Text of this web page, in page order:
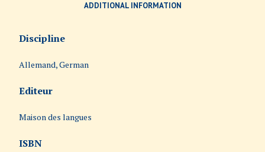
ADDITIONAL INFORMATION
Discipline
Allemand, German
Editeur
Maison des langues
ISBN